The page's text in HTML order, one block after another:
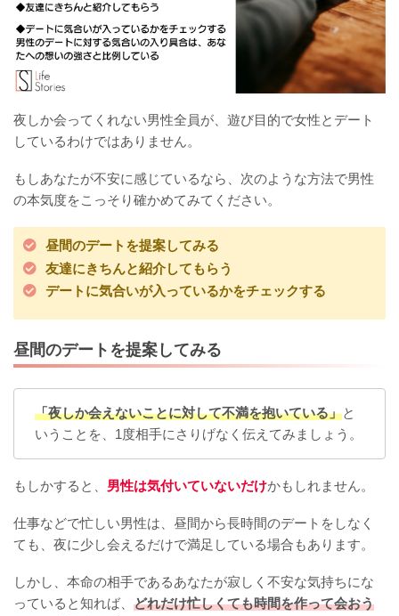
夜しか会ってくれない男性全員が、遊び目的で女性とデート
しているわけではありません。
もしあなたが不安に感じているなら、次のような方法で男性
の本気度をこっそり確かめてみてください。
昼間のデートを提案してみる
友達にきちんと紹介してもらう
デートに気合いが入っているかをチェックする
昼間のデートを提案してみる
「夜しか会えないことに対して不満を抱いている」と
いうことを、1度相手にさりげなく伝えてみましょう。
もしかすると、 男性は気付いていないだけかもしれません。
仕事などで忙しい男性は、昼間から長時間のデートをしなく
ても、夜に少し会えるだけで満足している場合もあります。
しかし、本命の相手であるあなたが寂しく不安な気持ちにな
っていると知れば、 どれだけ忙しくても時間を作って会おう